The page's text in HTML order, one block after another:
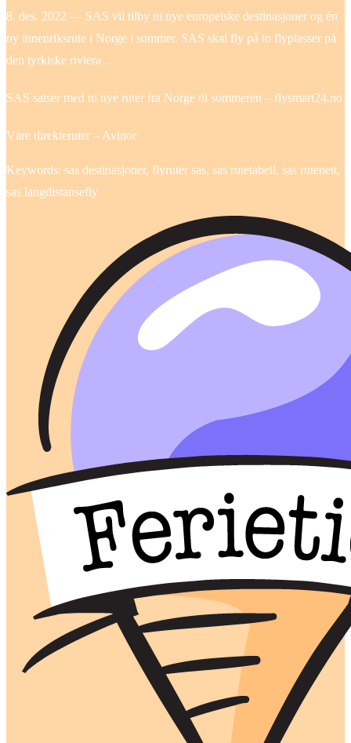
8. des. 2022 — SAS vil tilby ni nye europeiske destinasjoner og én
ny innenriksrute i Norge i sommer. SAS skal fly på to flyplasser på
den tyrkiske riviera …
SAS satser med ni nye ruter fra Norge til sommeren – flysmart24.no
Våre direkteruter – Avinor
Keywords: sas destinasjoner, flyruter sas, sas rutetabell, sas rutenett,
sas langdistansefly